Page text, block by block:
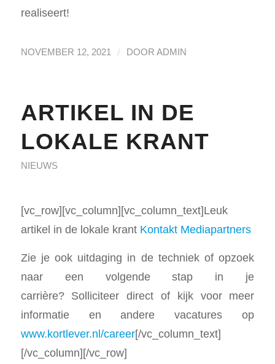
realiseert!
NOVEMBER 12, 2021 / DOOR ADMIN
ARTIKEL IN DE
LOKALE KRANT
NIEUWS
[vc_row][vc_column][vc_column_text]Leuk
artikel in de lokale krant Kontakt Mediapartners
Zie je ook uitdaging in de techniek of opzoek
naar een volgende stap in je
carrière? Solliciteer direct of kijk voor meer
informatie en andere vacatures op
www.kortlever.nl/career[/vc_column_text]
[/vc_column][/vc_row]